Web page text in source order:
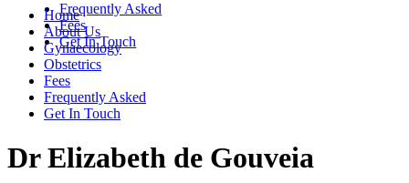
Frequently Asked
Fees
Get In Touch
Home
About Us
Gynaecology
Obstetrics
Fees
Frequently Asked
Get In Touch
Dr Elizabeth de Gouveia